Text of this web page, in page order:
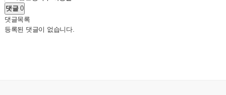
댓글0
댓글목록
등록된 댓글이 없습니다.